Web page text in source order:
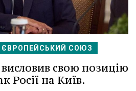
ЄВРОПЕЙСЬКИЙ СОЮЗ
свою позицію
Росії на Київ.